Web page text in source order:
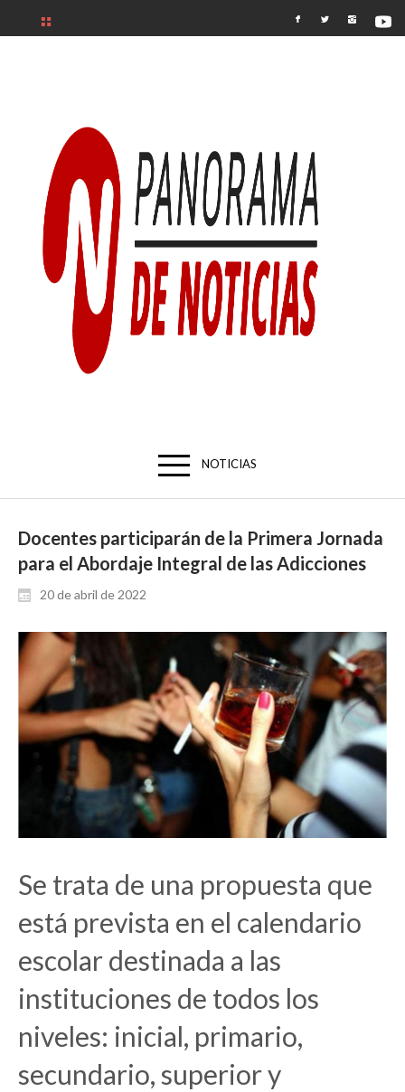
NOTICIAS
Docentes participarán de la Primera Jornada
para el Abordaje Integral de las Adicciones
20 de abril de 2022
Se trata de una propuesta que
está prevista en el calendario
escolar destinada a las
instituciones de todos los
niveles: inicial, primario,
secundario, superior y